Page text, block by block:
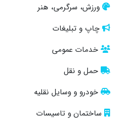
ورزش، سرگرمی، هنر
چاپ و تبلیغات
خدمات عمومی
حمل و نقل
خودرو و وسایل نقلیه
ساختمان و تاسیسات